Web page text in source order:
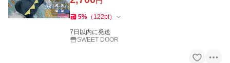
5% （ 122pt）
7日以内に発送
SWEET DOOR